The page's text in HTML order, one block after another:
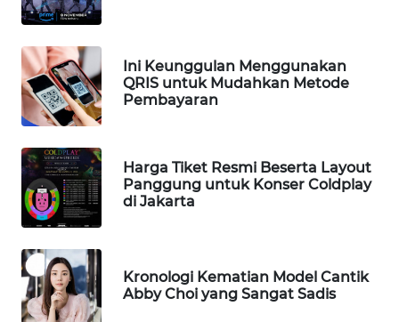
Ini Keunggulan Menggunakan
QRIS untuk Mudahkan Metode
Pembayaran
Harga Tiket Resmi Beserta Layout
Panggung untuk Konser Coldplay
di Jakarta
Kronologi Kematian Model Cantik
Abby Choi yang Sangat Sadis
WN
WN
BEKASI
WN
BOGOR
WN
WN
TAPANULI